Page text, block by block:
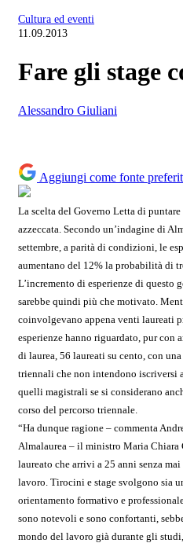
Cultura ed eventi
11.09.2013
Fare gli stage
Alessandro Giuliani
Aggiungi come fonte
La scelta del Governo Letta di
azzeccata. Secondo un’indagine di
settembre, a parità di condizioni, le
aumentano del 12% la probabilità di
L’incremento di esperienze di questo
sarebbe quindi più che motivato.
coinvolgevano appena venti laureati
esperienze hanno riguardato, pur con
di laurea, 56 laureati su cento, con
triennali che non intendono iscriversi
quelli magistrali se si considerano
corso del percorso triennale.
“Ha dunque ragione – commenta
Almalaurea – il ministro Maria Chiara
laureato che arrivi a 25 anni senza
lavoro. Tirocini e stage svolgono sia
orientamento formativo e
sono notevoli e sono confortanti,
mondo del lavoro già durante gli